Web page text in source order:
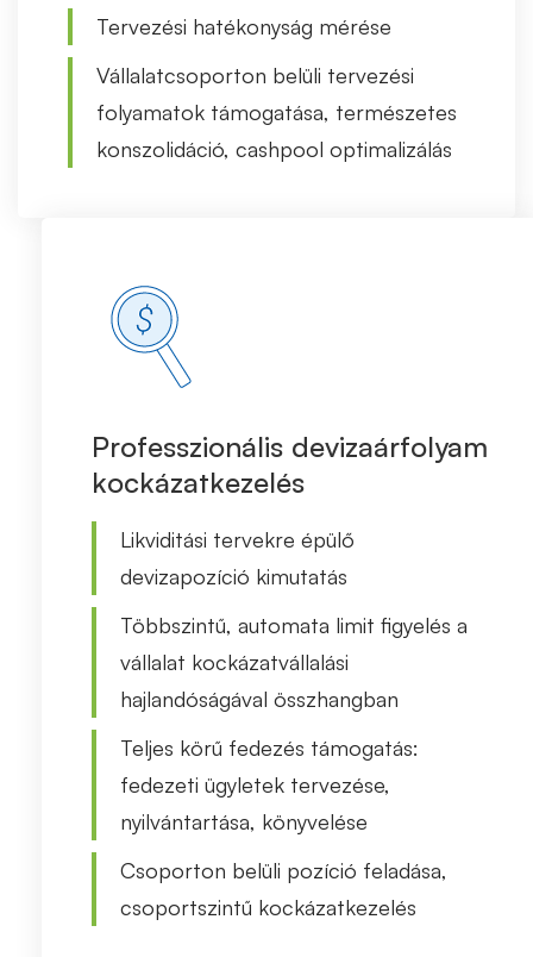
Tervezési hatékonyság mérése
Vállalatcsoporton belüli tervezési
folyamatok támogatása, természetes
konszolidáció, cashpool optimalizálás
Professzionális devizaárfolyam
kockázatkezelés
Likviditási tervekre épülő
devizapozíció kimutatás
Többszintű, automata limit figyelés a
vállalat kockázatvállalási
hajlandóságával összhangban
Teljes körű fedezés támogatás:
fedezeti ügyletek tervezése,
nyilvántartása, könyvelése
Csoporton belüli pozíció feladása,
csoportszintű kockázatkezelés